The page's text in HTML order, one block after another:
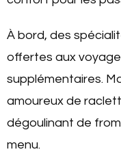
À bord, des
offertes aux
supplémentaires.
amoureux de
dégoulinant de
menu.